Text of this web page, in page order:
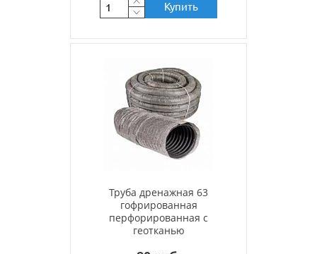
Купить
Труба дренажная 63
гофрированная
перфорированная с
геотканью